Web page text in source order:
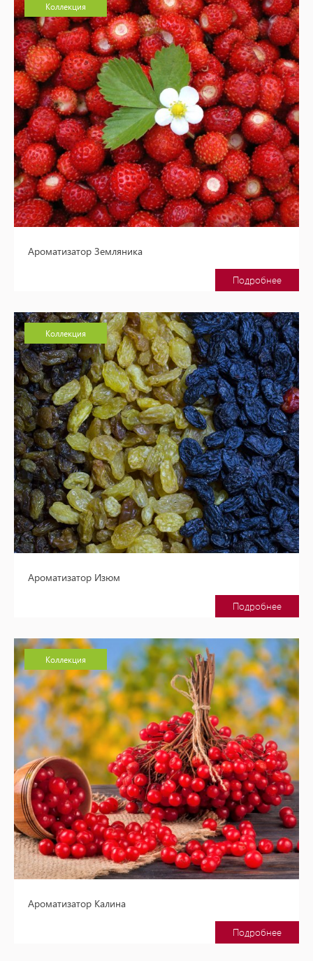
Коллекция
Ароматизатор Земляника
Подробнее
Коллекция
Ароматизатор Изюм
Подробнее
Коллекция
Ароматизатор Калина
Подробнее